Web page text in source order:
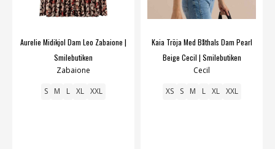
Aurelie Midikjol Dam Leo Zabaione |
Smilebutiken
Zabaione
S M L XL XXL
Kaia Tröja Med Båthals Dam Pearl
Beige Cecil | Smilebutiken
Cecil
XS S M L XL XXL